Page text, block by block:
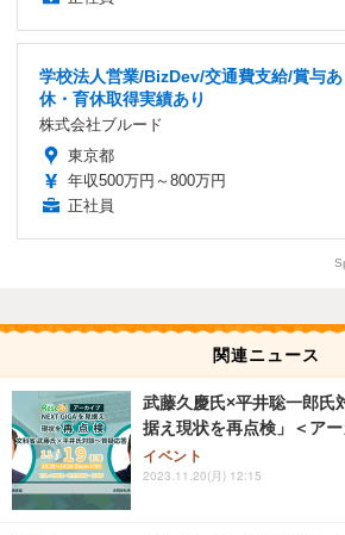
学校法人営業/BizDev/交通費支給/賞与
休・育休取得実績あり
株式会社ブルード
東京都
年収500万円～800万円
正社員
関連ニュース
武藤久慶氏×平井聡一郎氏
据え現状を再点検」＜アー
イベント
2023.11.20(月) 12:15